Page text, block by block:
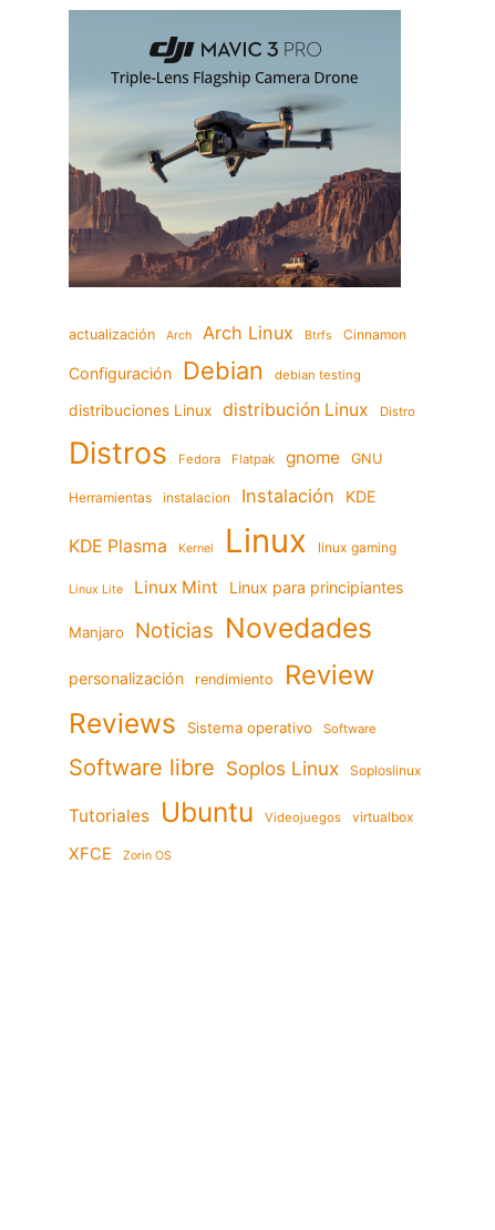
actualización Arch Arch Linux Btrfs Cinnamon
Configuración Debian debian testing
distribuciones Linux distribución Linux Distro
Distros Fedora Flatpak gnome GNU
Herramientas instalacion Instalación KDE
KDE Plasma Kernel Linux linux gaming
Linux Lite Linux Mint Linux para principiantes
Manjaro Noticias Novedades
personalización rendimiento Review
Reviews Sistema operativo Software
Software libre Soplos Linux Soploslinux
Tutoriales Ubuntu Videojuegos virtualbox
XFCE Zorin OS